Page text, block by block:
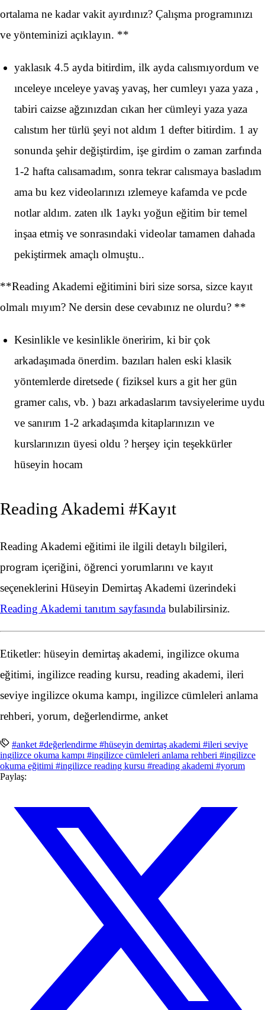
ortalama ne kadar vakit ayırdınız? Çalışma programınızı
ve yönteminizi açıklayın. **
yaklasık 4.5 ayda bitirdim, ilk ayda calısmıyordum ve
ınceleye ınceleye yavaş yavaş, her cumleyı yaza yaza ,
tabiri caizse ağzınızdan cıkan her cümleyi yaza yaza
calıstım her türlü şeyi not aldım 1 defter bitirdim. 1 ay
sonunda şehir değiştirdim, işe girdim o zaman zarfında
1-2 hafta calısamadım, sonra tekrar calısmaya basladım
ama bu kez videolarınızı ızlemeye kafamda ve pcde
notlar aldım. zaten ılk 1aykı yoğun eğitim bir temel
inşaa etmiş ve sonrasındaki videolar tamamen dahada
pekiştirmek amaçlı olmuştu..
**Reading Akademi eğitimini biri size sorsa, sizce kayıt
olmalı mıyım? Ne dersin dese cevabınız ne olurdu? **
Kesinlikle ve kesinlikle öneririm, ki bir çok
arkadaşımada önerdim. bazıları halen eski klasik
yöntemlerde diretsede ( fiziksel kurs a git her gün
gramer calıs, vb. ) bazı arkadaslarım tavsiyelerime uydu
ve sanırım 1-2 arkadaşımda kitaplarınızın ve
kurslarınızın üyesi oldu ? herşey için teşekkürler
hüseyin hocam
Reading Akademi #Kayıt
Reading Akademi eğitimi ile ilgili detaylı bilgileri,
program içeriğini, öğrenci yorumlarını ve kayıt
seçeneklerini Hüseyin Demirtaş Akademi üzerindeki
Reading Akademi tanıtım sayfasında bulabilirsiniz.
Etiketler: hüseyin demirtaş akademi, ingilizce okuma
eğitimi, ingilizce reading kursu, reading akademi, ileri
seviye ingilizce okuma kampı, ingilizce cümleleri anlama
rehberi, yorum, değerlendirme, anket
#anket #değerlendirme #hüseyin demirtaş akademi #ileri seviye
ingilizce okuma kampı #ingilizce cümleleri anlama rehberi #ingilizce
okuma eğitimi #ingilizce reading kursu #reading akademi #yorum
Paylaş: